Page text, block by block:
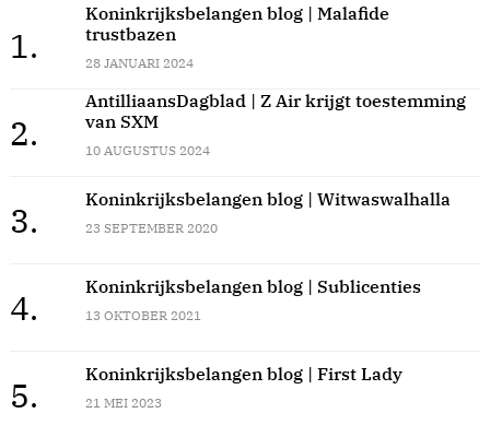
1.
Koninkrijksbelangen blog | Malafide
trustbazen
28 JANUARI 2024
2.
AntilliaansDagblad | Z Air krijgt toestemming
van SXM
10 AUGUSTUS 2024
3.
Koninkrijksbelangen blog | Witwaswalhalla
23 SEPTEMBER 2020
4.
Koninkrijksbelangen blog | Sublicenties
13 OKTOBER 2021
5.
Koninkrijksbelangen blog | First Lady
21 MEI 2023